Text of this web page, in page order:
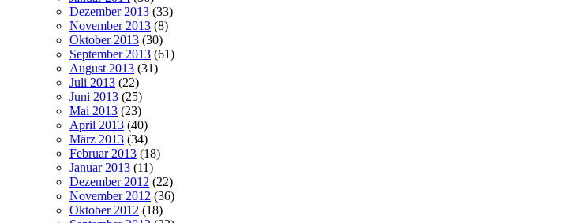
Dezember 2013 (33)
November 2013 (8)
Oktober 2013 (30)
September 2013 (61)
August 2013 (31)
Juli 2013 (22)
Juni 2013 (25)
Mai 2013 (23)
April 2013 (40)
März 2013 (34)
Februar 2013 (18)
Januar 2013 (11)
Dezember 2012 (22)
November 2012 (36)
Oktober 2012 (18)